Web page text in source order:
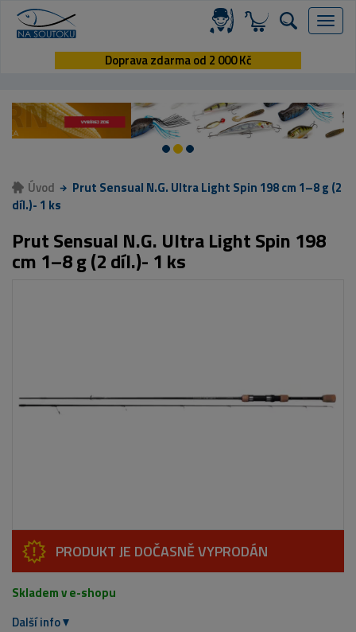
Menu
Doprava zdarma od 2 000 Kč
Úvod
Prut Sensual N.G. Ultra Light Spin 198 cm 1–8 g (2
díl.)- 1 ks
Prut Sensual N.G. Ultra Light Spin 198
cm 1–8 g (2 díl.)- 1 ks
PRODUKT JE DOČASNĚ VYPRODÁN
Skladem v e-shopu
Další info